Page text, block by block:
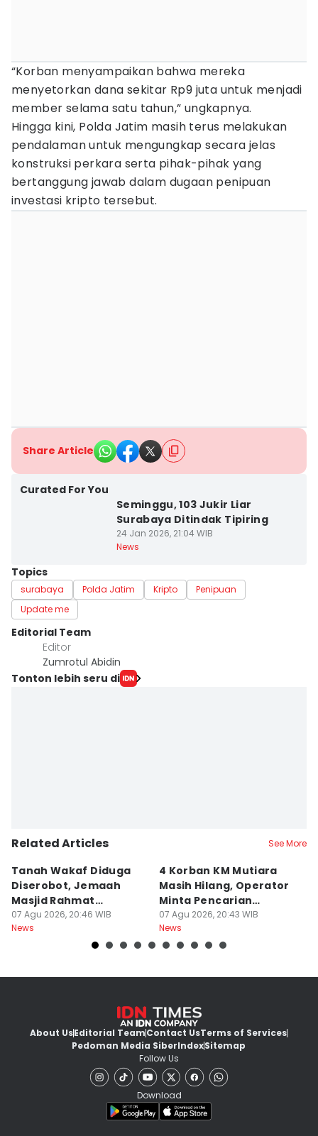
“Korban menyampaikan bahwa mereka
menyetorkan dana sekitar Rp9 juta untuk menjadi
member selama satu tahun,” ungkapnya.
Hingga kini, Polda Jatim masih terus melakukan
pendalaman untuk mengungkap secara jelas
konstruksi perkara serta pihak-pihak yang
bertanggung jawab dalam dugaan penipuan
investasi kripto tersebut.
Share Article
Curated For You
Seminggu, 103 Jukir Liar
Surabaya Ditindak Tipiring
24 Jan 2026, 21:04 WIB
News
Topics
surabaya Polda Jatim Kripto
Penipuan
Update me
Editorial Team
Editor
Zumrotul Abidin
Tonton lebih seru di
Related Articles See More
Tanah Wakaf Diduga
Diserobot, Jemaah
Masjid Rahmat
Surabaya Protes
07 Agu 2026, 20:46 WIB
News
4 Korban KM Mutiara
Masih Hilang, Operator
Minta Pencarian
Dilanjut
07 Agu 2026, 20:43 WIB
News
About UsEditorial TeamContact UsTerms of Services
Pedoman Media SiberIndexSitemap
Follow Us
Download